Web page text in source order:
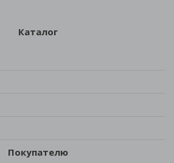
Каталог
Покупателю